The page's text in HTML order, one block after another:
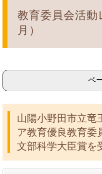
教育委員会活
月）
ペ
山陽小野田市立竜
ア教育優良教育委
文部科学大臣賞を